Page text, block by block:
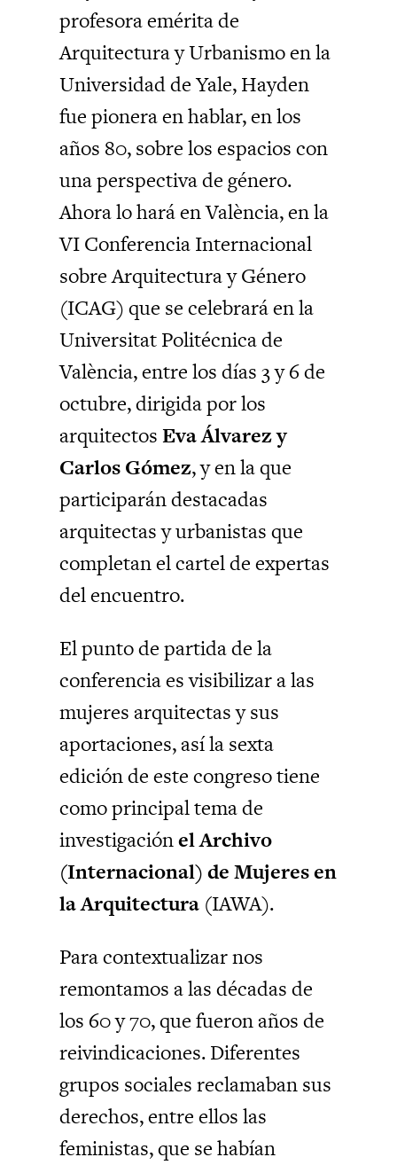
profesora emérita de
Arquitectura y Urbanismo en la
Universidad de Yale, Hayden
fue pionera en hablar, en los
años 80, sobre los espacios con
una perspectiva de género.
Ahora lo hará en València, en la
VI Conferencia Internacional
sobre Arquitectura y Género
(ICAG) que se celebrará en la
Universitat Politécnica de
València, entre los días 3 y 6 de
octubre, dirigida por los
arquitectosEva Álvarez y
Carlos Gómez, y en la que
participarán destacadas
arquitectas y urbanistas que
completan el cartel de expertas
del encuentro.
El punto de partida de la
conferencia es visibilizar a las
mujeres arquitectas y sus
aportaciones, así la sexta
edición de este congreso tiene
como principal tema de
investigaciónel Archivo
(Internacional) de Mujeres en
la Arquitectura (IAWA).
Para contextualizar nos
remontamos a las décadas de
los 60 y 70, que fueron años de
reivindicaciones. Diferentes
grupos sociales reclamaban sus
derechos, entre ellos las
feministas, que se habían